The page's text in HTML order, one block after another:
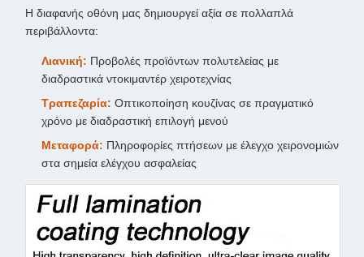
Η διαφανής οθόνη μας δημιουργεί αξία σε πολλαπλά
περιβάλλοντα:
Λιανική: Προβολές προϊόντων πολυτελείας με
διαδραστικά ντοκιμαντέρ χειροτεχνίας
Τραπεζαρία: Οπτικοποίηση κουζίνας σε πραγματικό
χρόνο με διαδραστική επιλογή μενού
Μεταφορά: Πληροφορίες πτήσεων με έλεγχο χειρονομιών
στα σημεία ελέγχου ασφαλείας